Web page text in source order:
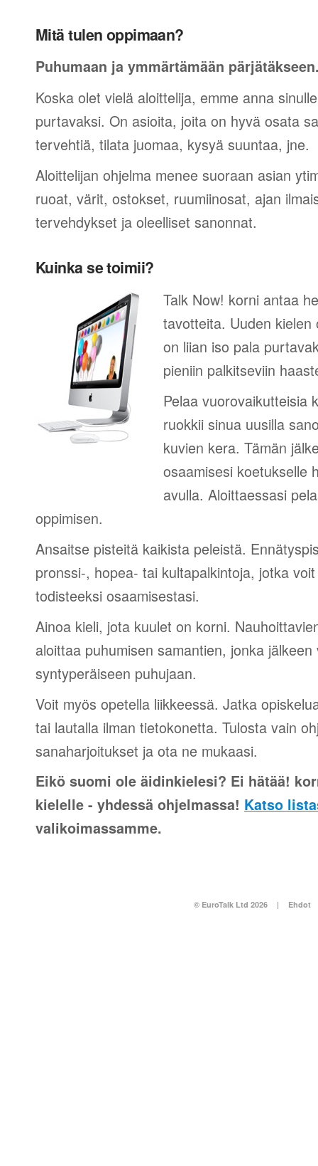
Mitä tulen oppimaan?
Puhumaan ja ymmärtämään
Koska olet vielä aloittelija, emme anna
purtavaksi. On asioita, joita on hyvä osata
tervehtiä, tilata juomaa, kysyä suuntaa, jne.
Aloittelijan ohjelma menee suoraan asian
ruoat, värit, ostokset, ruumiinosat, ajan
tervehdykset ja oleelliset sanonnat.
Kuinka se toimii?
Talk Now! korni antaa
tavotteita. Uuden
on liian iso pala
pieniin palkitseviin
Pelaa vuorovaikutteisia
ruokkii sinua uusilla
kuvien kera. Tämän
osaamisesi koetukselle
avulla. Aloittaessasi
oppimisen.
Ansaitse pisteitä kaikista peleistä.
pronssi-, hopea- tai kultapalkintoja, jotka
todisteeksi osaamisestasi.
Ainoa kieli, jota kuulet on korni.
aloittaa puhumisen samantien, jonka
syntyperäiseen puhujaan.
Voit myös opetella liikkeessä. Jatka
tai lautalla ilman tietokonetta. Tulosta vain
sanaharjoitukset ja ota ne mukaasi.
Eikö suomi ole äidinkielesi? Ei hätää!
kielelle - yhdessä ohjelmassa! Katso
valikoimassamme.
© EuroTalk Ltd 2026 | Ehdot